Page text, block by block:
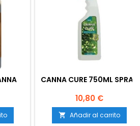
CANNA CURE 750ML SPRAY
Precio
10,80 €
 Añadir al carrito